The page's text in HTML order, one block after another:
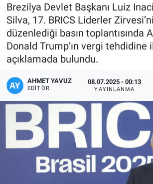
Brezilya Devlet Başkanı Luiz
Silva, 17. BRICS Liderler
düzenlediği basın toplantısında
Donald Trump’ın vergi tehdidine
açıklamada bulundu.
AHMET YAVUZ
EDITÖR
08.07.2025 - 00:13
YAYINLANMA